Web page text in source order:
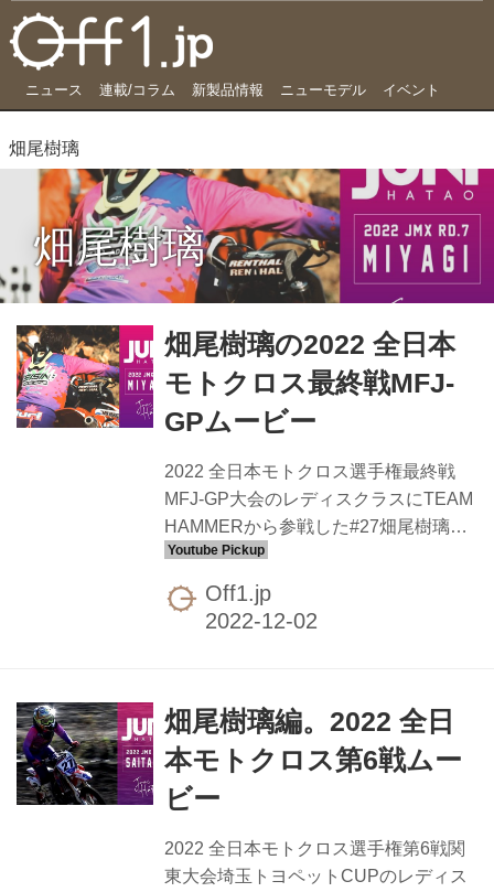
ニュース 連載/コラム 新製品情報 ニューモデル イベント
畑尾樹璃
畑尾樹璃
畑尾樹璃の2022 全日本
モトクロス最終戦MFJ-
GPムービー
2022 全日本モトクロス選手権最終戦
MFJ-GP大会のレディスクラスにTEAM
HAMMERから参戦した#27畑尾樹璃
（はたおじゅり）のオリジナル映像が
公開されています。リザルトは8位、年
間ランキングは6位でシーズンを終えて
に」 - Off1.jp（オフワン・ドット・ジェ
イピー） 2022年の全日本モトクロス選
手権は第6戦で最終戦を待たずしてIA・
IBのチャンピオンが確定。このMFJ GP
意識しない全...
Off1.jp
畑尾樹璃編。2022 全日
本モトクロス第6戦ムー
ビー
2022 全日本モトクロス選手権第6戦関
東大会埼玉トヨペットCUPのレディス